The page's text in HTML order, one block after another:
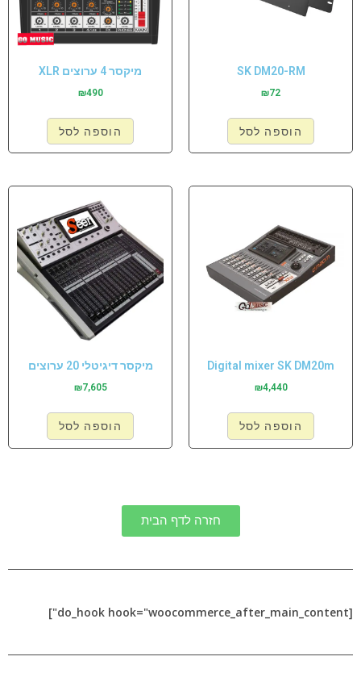
SK DM20-RM
₪72
הוספה לסל
מיקסר 4 ערוצים XLR
₪490
הוספה לסל
Digital mixer SK DM20m
₪4,440
הוספה לסל
מיקסר דיגיטלי 20 ערוצים
₪7,605
הוספה לסל
חזרה לדף הבית
[do_hook hook="woocommerce_after_main_content"]